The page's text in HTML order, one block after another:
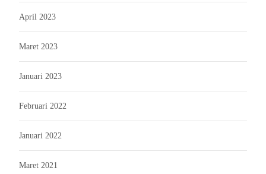
April 2023
Maret 2023
Januari 2023
Februari 2022
Januari 2022
Maret 2021